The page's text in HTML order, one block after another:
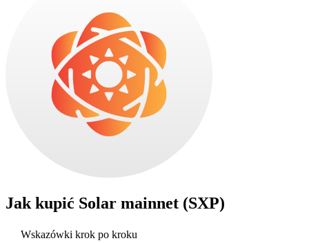
Jak kupić Solar mainnet (SXP)
Wskazówki krok po kroku